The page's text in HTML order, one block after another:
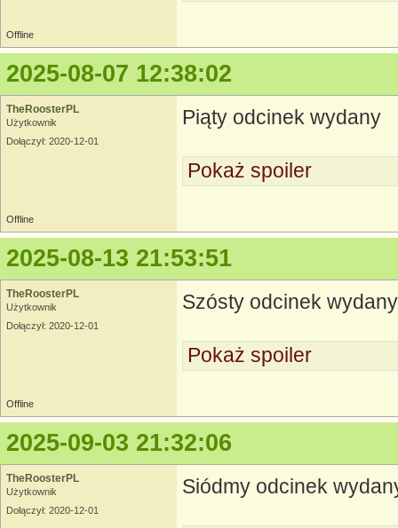
Offline
2025-08-07 12:38:02
TheRoosterPL
Użytkownik
Dołączył: 2020-12-01
Piąty odcinek wydany
Pokaż spoiler
Offline
2025-08-13 21:53:51
TheRoosterPL
Użytkownik
Dołączył: 2020-12-01
Szósty odcinek wydany
Pokaż spoiler
Offline
2025-09-03 21:32:06
TheRoosterPL
Użytkownik
Dołączył: 2020-12-01
Siódmy odcinek